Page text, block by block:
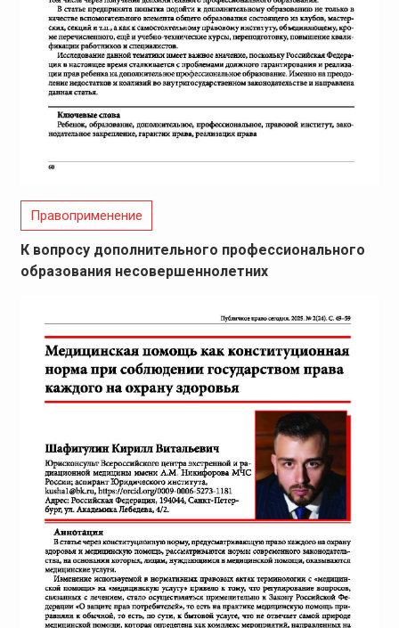
Правоприменение
К вопросу дополнительного профессионального
образования несовершеннолетних